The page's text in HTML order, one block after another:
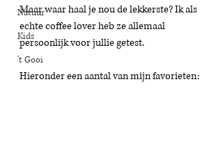
Natuur
Kids
't Gooi
Maar waar haal je nou de lekkerste? Ik als
echte coffee lover heb ze allemaal
persoonlijk voor jullie getest.
Hieronder een aantal van mijn favorieten: